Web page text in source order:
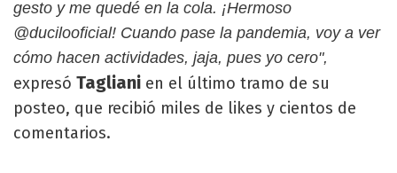
gesto y me quedé en la cola. ¡Hermoso
@ducilooficial! Cuando pase la pandemia, voy a ver
cómo hacen actividades, jaja, pues yo cero",
expresó Tagliani en el último tramo de su
posteo, que recibió miles de likes y cientos de
comentarios.